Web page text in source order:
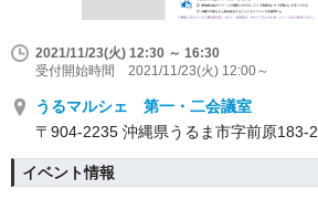
2021/11/23(火) 12:30 ～ 16:30
受付開始時間 2021/11/23(火) 12:00～
うるマルシェ 第一・二会議室
〒904-2235 沖縄県うるま市字前原183-2
イベント情報